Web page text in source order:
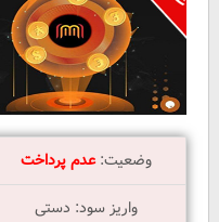
وضعیت:عدم پرداخت
واریز سود: دستی